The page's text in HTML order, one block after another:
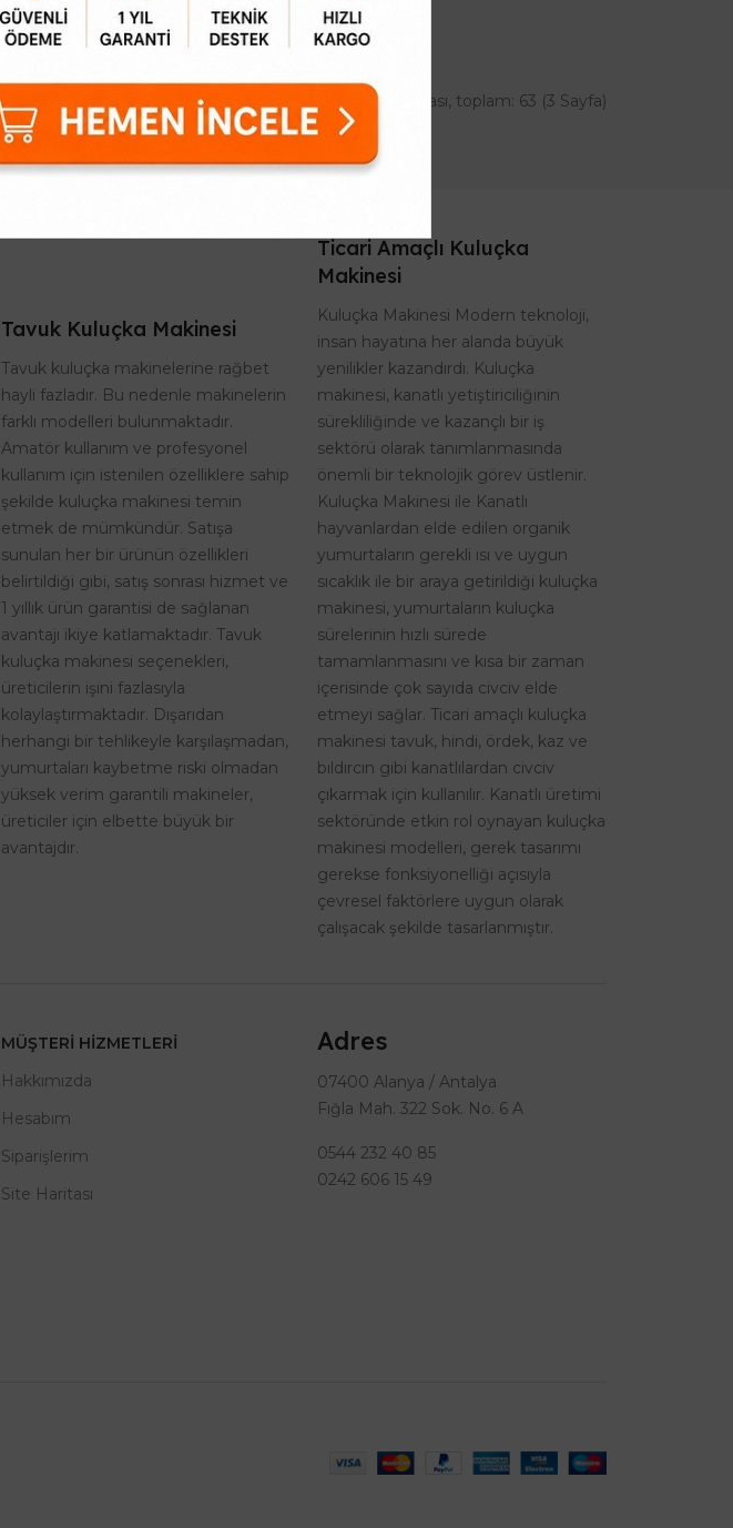
Gösterilen: 57 ile 63 arası, toplam: 63 (3 Sayfa)
Tavuk Kuluçka Makinesi
Tavuk kuluçka makinelerine rağbet
hayli fazladır. Bu nedenle makinelerin
farklı modelleri bulunmaktadır.
Amatör kullanım ve profesyonel
kullanım için istenilen özelliklere sahip
şekilde kuluçka makinesi temin
etmek de mümkündür. Satışa
sunulan her bir ürünün özellikleri
belirtildiği gibi, satış sonrası hizmet ve
1 yıllık ürün garantisi de sağlanan
avantajı ikiye katlamaktadır. Tavuk
kuluçka makinesi seçenekleri,
üreticilerin işini fazlasıyla
kolaylaştırmaktadır. Dışarıdan
herhangi bir tehlikeyle karşılaşmadan,
yumurtaları kaybetme riski olmadan
yüksek verim garantili makineler,
üreticiler için elbette büyük bir
avantajdır.
Ticari Amaçlı Kuluçka
Makinesi
Kuluçka Makinesi Modern teknoloji,
insan hayatına her alanda büyük
yenilikler kazandırdı. Kuluçka
makinesi, kanatlı yetiştiriciliğinin
sürekliliğinde ve kazançlı bir iş
sektörü olarak tanımlanmasında
önemli bir teknolojik görev üstlenir.
Kuluçka Makinesi ile Kanatlı
hayvanlardan elde edilen organik
yumurtaların gerekli ısı ve uygun
sıcaklık ile bir araya getirildiği kuluçka
makinesi, yumurtaların kuluçka
sürelerinin hızlı sürede
tamamlanmasını ve kısa bir zaman
içerisinde çok sayıda civciv elde
etmeyi sağlar. Ticari amaçlı kuluçka
makinesi tavuk, hindi, ördek, kaz ve
bıldırcın gibi kanatlılardan civciv
çıkarmak için kullanılır. Kanatlı üretimi
sektöründe etkin rol oynayan kuluçka
makinesi modelleri, gerek tasarımı
gerekse fonksiyonelliği açısıyla
çevresel faktörlere uygun olarak
çalışacak şekilde tasarlanmıştır.
MÜŞTERI HIZMETLERI
Hakkımızda
Hesabım
Siparişlerim
Site Haritası
Adres
07400 Alanya / Antalya
Fığla Mah. 322 Sok. No. 6 A
0544 232 40 85
0242 606 15 49